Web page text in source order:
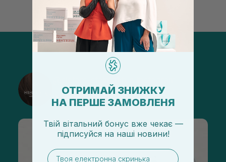
Подписаться
ОТРИМАЙ ЗНИЖКУ
НА ПЕРШЕ ЗАМОВЛЕНЯ
Твій вітальний бонус вже чекає —
підписуйся на наші новини!
email